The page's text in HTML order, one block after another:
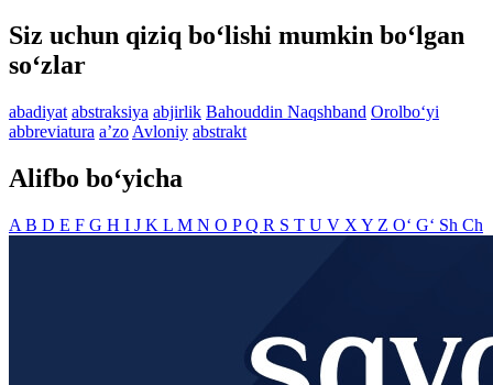
Siz uchun qiziq bo‘lishi mumkin bo‘lgan
so‘zlar
abadiyat abstraksiya abjirlik Bahouddin Naqshband Orolbo‘yi
abbreviatura aʼzo Avloniy abstrakt
Alifbo bo‘yicha
A B D E F G H I J K L M N O PQ R S T U V X Y Z O‘ G‘ Sh Ch